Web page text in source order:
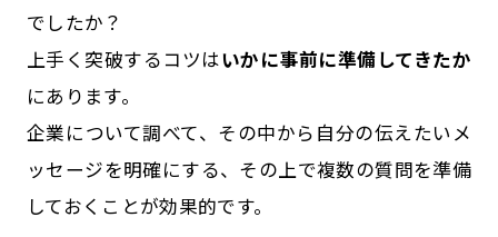
でしたか？
上手く突破するコツはいかに事前に準備してきたか
にあります。
企業について調べて、その中から自分の伝えたいメ
ッセージを明確にする、その上で複数の質問を準備
しておくことが効果的です。